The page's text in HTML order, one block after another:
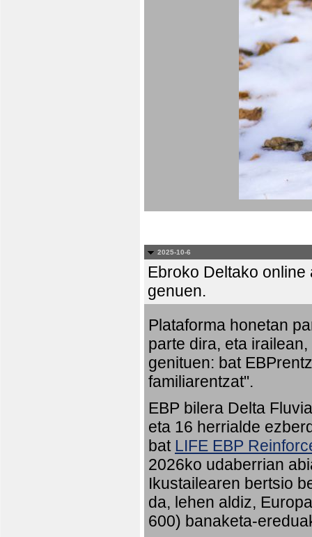
2025-10-6
Ebroko Deltako
genuen.
Plataforma honetan
parte dira, eta
genituen: bat
familiarentzat".
EBP bilera Delta
eta 16 herrialde
bat LIFE EBP
2026ko udaberrian
Ikustailearen bertsio
da, lehen aldiz,
600) banaketa-